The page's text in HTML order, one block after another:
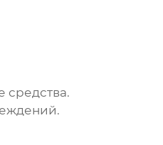
средства.